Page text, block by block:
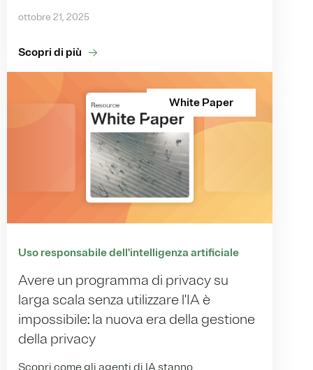
ottobre 21, 2025
Scopri di più
White Paper
Uso responsabile dell'intelligenza artificiale
Avere un programma di privacy su
larga scala senza utilizzare l'IA è
impossibile: la nuova era della gestione
della privacy
Scopri come gli agenti di IA stanno